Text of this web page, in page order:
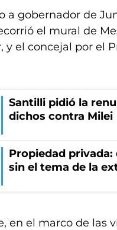
a gobernador de
el mural de
y el concejal por el
Santilli pidió la
dichos contra Milei
Propiedad privada:
sin el tema de la
en el marco de las